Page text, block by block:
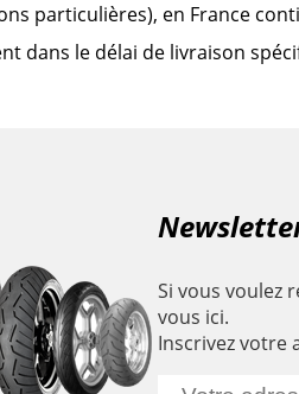
particulières), en France
dans le délai de livraison
Si vous voulez
vous ici.
Inscrivez votre